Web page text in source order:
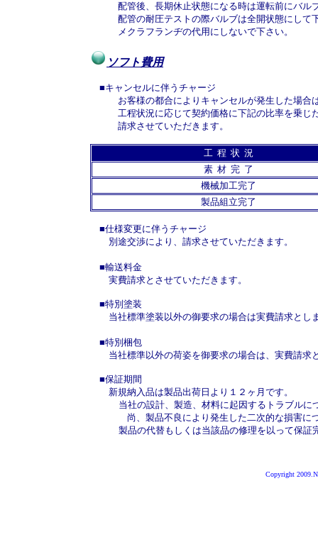
配管後、長期休止状態になる時は運転前にバル
配管の耐圧テストの際バルブは全開状態にして
メクラフランヂの代用にしないで下さい。
ソフト費用
■キャンセルに伴うチャージ
お客様の都合によりキャンセルが発生した場合
工程状況に応じて契約価格に下記の比率を乗じ
請求させていただきます。
工 程 状 況
素 材 完 了
機械加工完了
製品組立完了
■仕様変更に伴うチャージ
別途交渉により、請求させていただきます。
■輸送料金
実費請求とさせていただきます。
■特別塗装
当社標準塗装以外の御要求の場合は実費請求とし
■特別梱包
当社標準以外の荷姿を御要求の場合は、実費請求
■保証期間
新規納入品は製品出荷日より１２ヶ月です。
当社の設計、製造、材料に起因するトラブル
尚、製品不良により発生した二次的な損害に
製品の代替もしくは当該品の修理を以って保証
Copyright